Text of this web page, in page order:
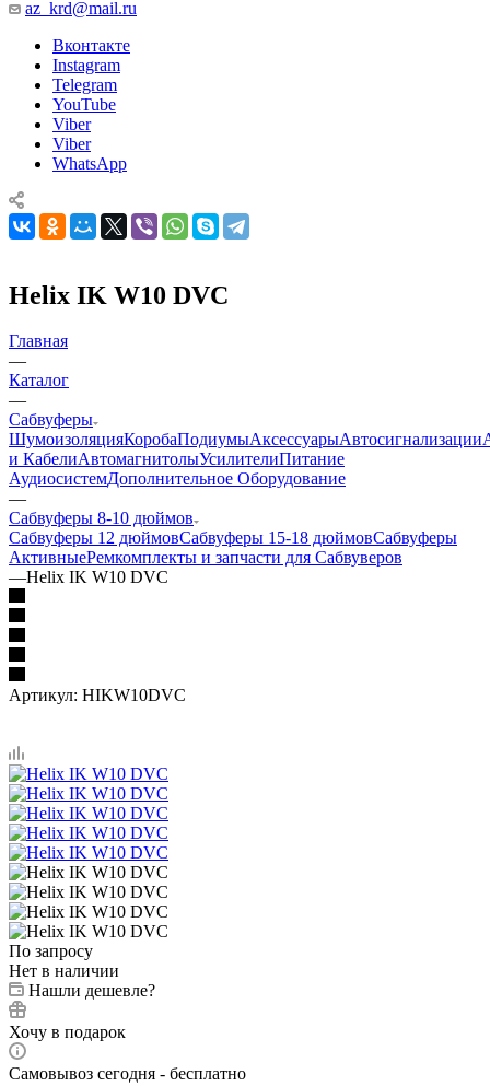
az_krd@mail.ru
Вконтакте
Instagram
Telegram
YouTube
Viber
Viber
WhatsApp
Helix IK W10 DVC
Главная
—
Каталог
—
Сабвуферы
ШумоизоляцияКоробаПодиумыАксессуарыАвтосигнализации
и КабелиАвтомагнитолыУсилителиПитание
АудиосистемДополнительное Оборудование
—
Сабвуферы 8-10 дюймов
Сабвуферы 12 дюймовСабвуферы 15-18 дюймовСабвуферы
АктивныеРемкомплекты и запчасти для Сабвуверов
—Helix IK W10 DVC
Артикул: HIKW10DVC
По запросу
Нет в наличии
Нашли дешевле?
Хочу в подарок
Самовывоз сегодня - бесплатно